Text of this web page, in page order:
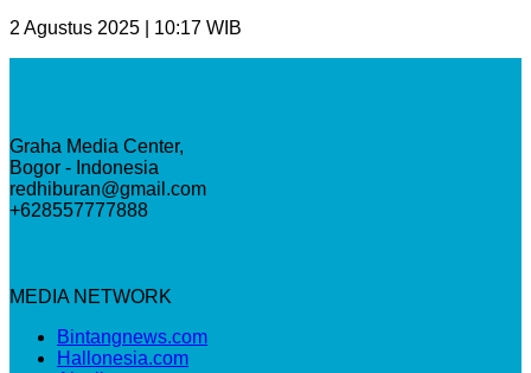
2 Agustus 2025 | 10:17 WIB
Graha Media Center,
Bogor - Indonesia
redhiburan@gmail.com
+628557777888
MEDIA NETWORK
Bintangnews.com
Hallonesia.com